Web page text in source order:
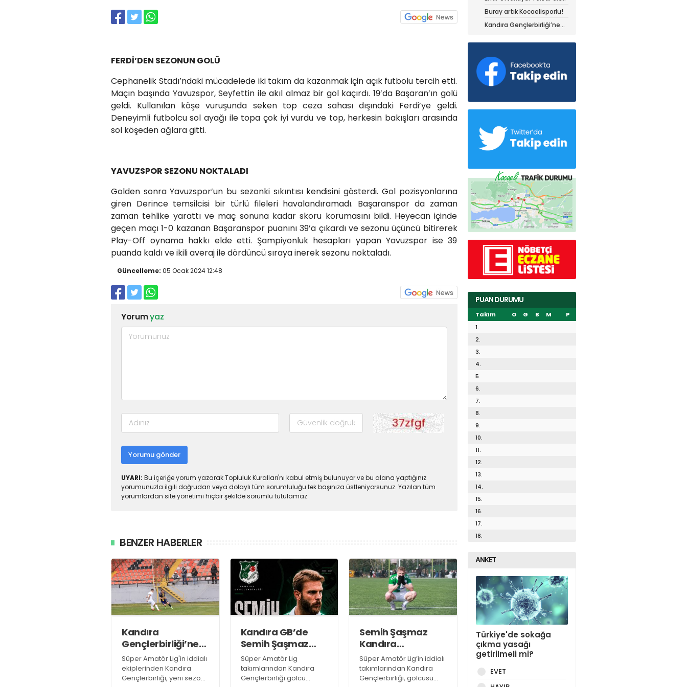
FERDİ’DEN SEZONUN GOLÜ
Cephanelik Stadı’ndaki mücadelede iki takım da kazanmak için açık futbolu tercih etti.
Maçın başında Yavuzspor, Seyfettin ile akıl almaz bir gol kaçırdı. 19’da Başaran’ın golü
geldi. Kullanılan köşe vuruşunda seken top ceza sahası dışındaki Ferdi’ye geldi.
Deneyimli futbolcu sol ayağı ile topa çok iyi vurdu ve top, herkesin bakışları arasında
sol köşeden ağlara gitti.
YAVUZSPOR SEZONU NOKTALADI
Golden sonra Yavuzspor’un bu sezonki sıkıntısı kendisini gösterdi. Gol pozisyonlarına
giren Derince temsilcisi bir türlü fileleri havalandıramadı. Başaranspor da zaman
zaman tehlike yarattı ve maç sonuna kadar skoru korumasını bildi. Heyecan içinde
geçen maçı 1-0 kazanan Başaranspor puanını 39’a çıkardı ve sezonu üçüncü bitirerek
Play-Off oynama hakkı elde etti. Şampiyonluk hesapları yapan Yavuzspor ise 39
puanda kaldı ve ikili averaj ile dördüncü sıraya inerek sezonu noktaladı.
Güncelleme: 05 Ocak 2024 12:48
Yorumyaz
Yorumu gönder
UYARI: Bu içeriğe yorum yazarak Topluluk Kuralları'nı kabul etmiş bulunuyor ve bu alana yaptığınız
yorumunuzla ilgili doğrudan veya dolaylı tüm sorumluluğu tek başınıza üstleniyorsunuz. Yazılan tüm
yorumlardan site yönetimi hiçbir şekilde sorumlu tutulamaz.
BENZER HABERLER
Kandıra
Gençlerbirliği’ne
müthiş kanat!
Süper Amatör Lig'in iddialı
ekiplerinden Kandıra
Gençlerbirliği, yeni sezon
Kandıra GB’de
Semih Şaşmaz
resmen TAMAM!
Süper Amatör Lig
takımlarından Kandıra
Gençlerbirliği golcü
Semih Şaşmaz
Kandıra
Gençlerbirliği’nde
devam dedi!
Süper Amatör Lig’in iddialı
takımlarından Kandıra
Gençlerbirliği, golcüsü
olduğum yerdeyim
Buray artık Kocaelisporlu!
Kandıra Gençlerbirliği’ne
PUAN DURUMU
Takım O G B M
P
1.
2.
3.
4.
5.
6.
7.
8.
9.
10.
11.
12.
13.
14.
15.
16.
17.
18.
ANKET
Türkiye'de sokağa
çıkma yasağı
getirilmeli mi?
EVET